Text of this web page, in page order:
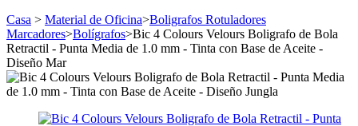
Casa > Material de Oficina>Boligrafos Rotuladores
Marcadores>Bolígrafos>Bic 4 Colours Velours Boligrafo de Bola
Retractil - Punta Media de 1.0 mm - Tinta con Base de Aceite -
Diseño Mar